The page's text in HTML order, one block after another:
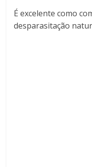
É excelente como
desparasitação